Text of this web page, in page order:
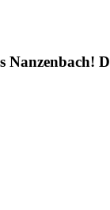
Nanzenbach!